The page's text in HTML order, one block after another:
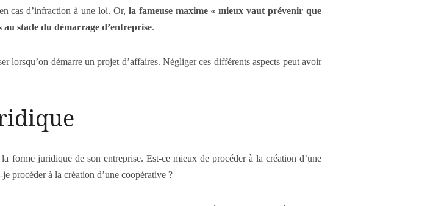
cas d’infraction à une loi. Or, la fameuse maxime « mieux vaut prévenir que
stade du démarrage d’entreprise.
démarre un projet d’affaires. Négliger ces différents aspects peut avoir
forme juridique de son entreprise. Est-ce mieux de procéder à la création d’une
procéder à la création d’une coopérative ?